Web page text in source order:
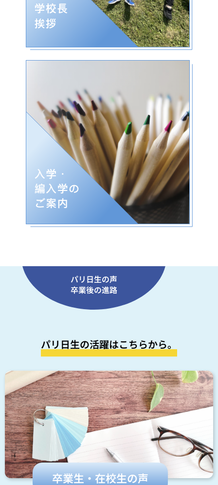
パリ日生の声
卒業後の進路
パリ日生の活躍はこちらから。
卒業生・在校生の声